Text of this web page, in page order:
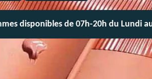
disponibles de 07h-20h du Lundi